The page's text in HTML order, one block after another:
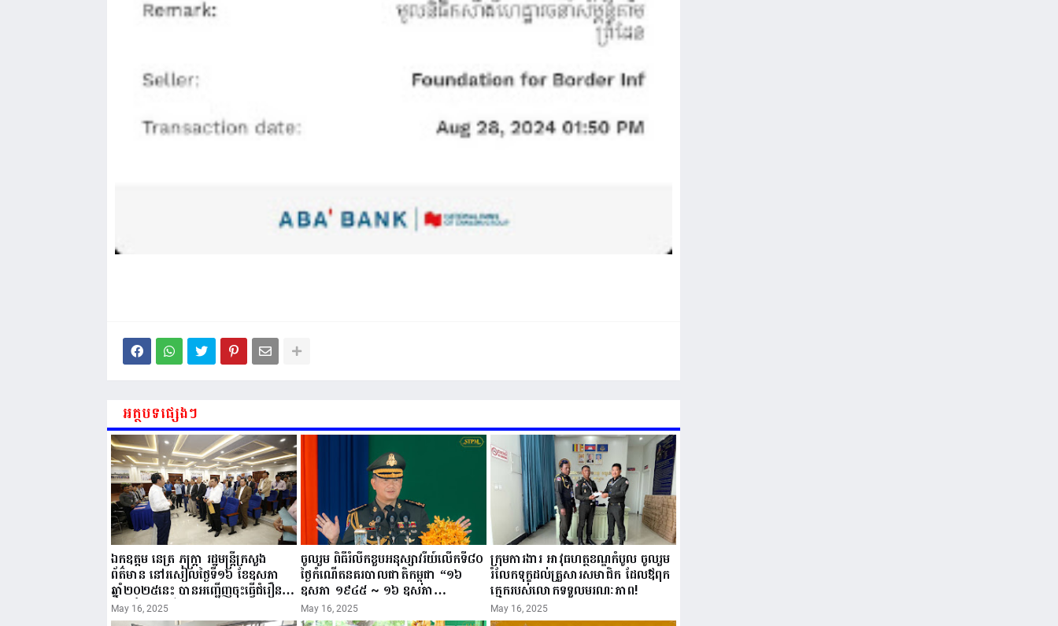
អត្ថបទផ្សេងៗ
ឯកឧត្តម នេត្រ ភក្ត្រា រដ្ឋមន្ត្រីក្រសួង
ព័ត៌មាន នៅរសៀលថ្ងៃទី១៦ ខែឧសភា
ឆ្នាំ២០២៥នេះ បានអញ្ជើញចុះធ្វើជំរឿន
ថ្នាក់ដឹកនាំមន្ត្រីរាជការស៉ីវិល នៃក្រសួង
May 16, 2025
ចូលរួម ពិធីរំលឹកខួបអនុស្សាវរីយ៍លើកទី៨០
ថ្ងៃកំណើតនគរបាលជាតិកម្ពុជា “១៦
ឧសភា ១៩៤៥ ~ ១៦ ឧសភា
២០២៥”...
May 16, 2025
ក្រុមការងារ អាវុធហត្ថខណ្ឌកំបូល ចូលរួម
រំលែកទុក្ខដល់គ្រួសារសមាជិក ដែលឪពុក
ក្មេករបស់លោកទទួលមរណៈភាព!
May 16, 2025